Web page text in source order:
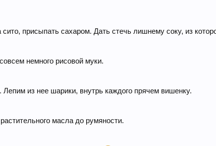
присыпать сахаром. Дать стечь лишнему соку, из
немного рисовой муки.
из нее шарики, внутрь каждого прячем вишенку.
масла до румяности.